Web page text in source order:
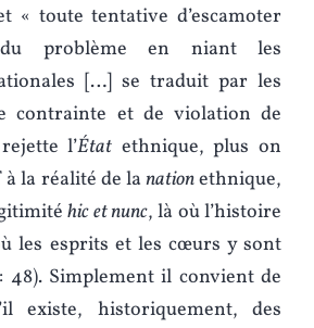
« toute tentative d’escamoter
problème en niant les
[…] se traduit par les
contrainte et de violation de
l’État ethnique, plus on
la réalité de lanationethnique,
hic et nunc, là où l’histoire
les esprits et les cœurs y sont
: 48). Simplement il convient de
existe, historiquement, des